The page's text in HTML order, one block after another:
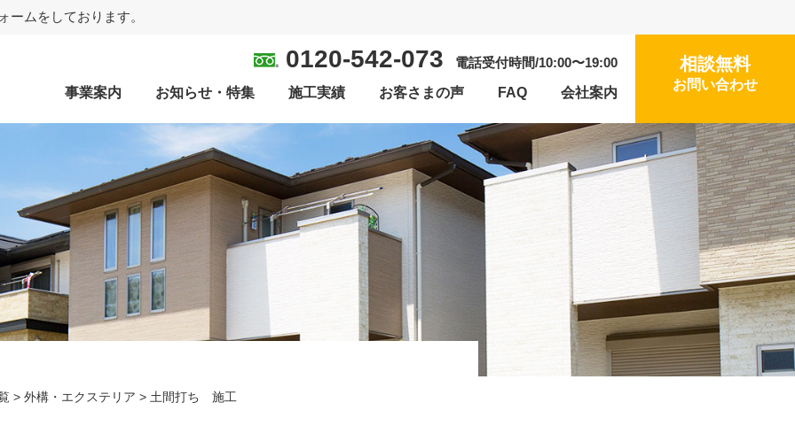
ムをしております。
相談無料
お問い合わせ
0120-542-073
電話受付時間/10:00〜19:00
事業案内
お知らせ・特集 施工実績 お客さまの声 FAQ 会社案内
> 外構・エクステリア > 土間打ち 施工